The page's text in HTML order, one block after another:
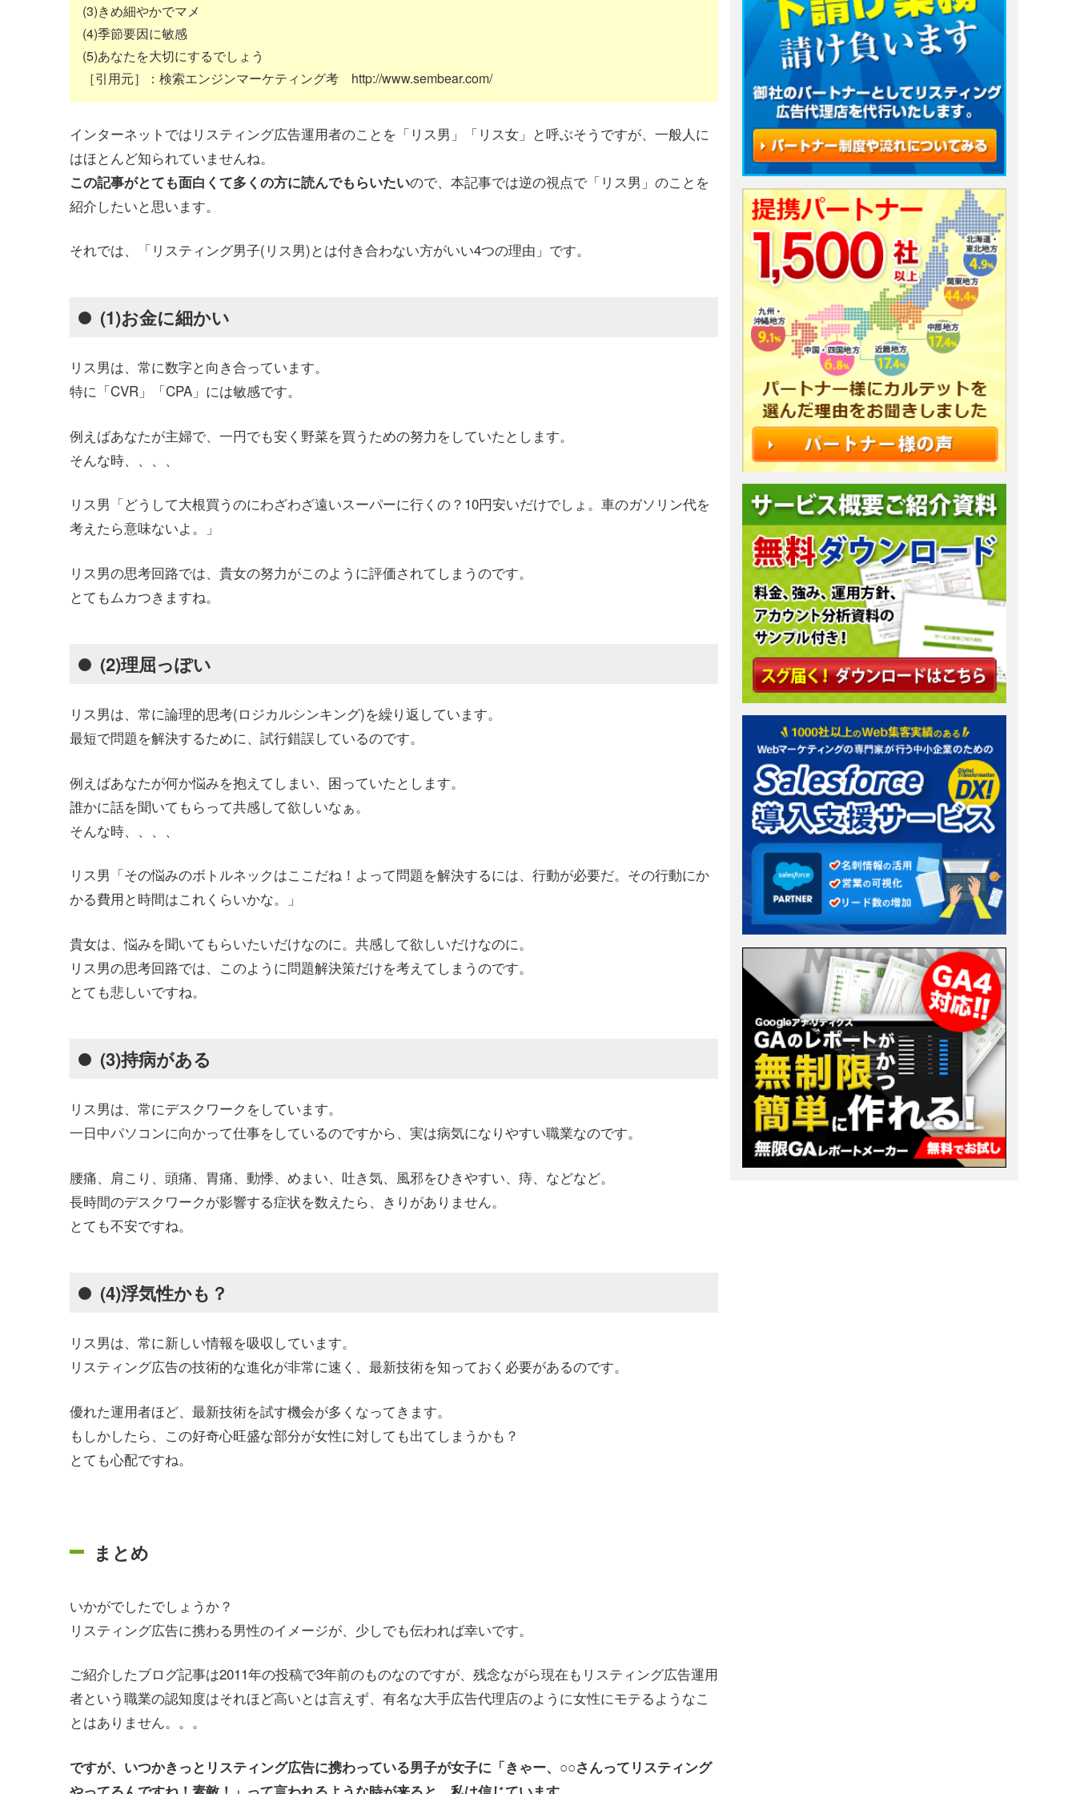
(3)きめ細やかでマメ
(4)季節要因に敏感
(5)あなたを大切にするでしょう
［引用元］：検索エンジンマーケティング考 http://www.sembear.com/
インターネットではリスティング広告運用者のことを「リス男」「リス女」と呼ぶそうですが、一般人に
はほとんど知られていませんね。
この記事がとても面白くて多くの方に読んでもらいたいので、本記事では逆の視点で「リス男」のことを
紹介したいと思います。
それでは、「リスティング男子(リス男)とは付き合わない方がいい4つの理由」です。
(1)お金に細かい
リス男は、常に数字と向き合っています。
特に「CVR」「CPA」には敏感です。
例えばあなたが主婦で、一円でも安く野菜を買うための努力をしていたとします。
そんな時、、、、
リス男「どうして大根買うのにわざわざ遠いスーパーに行くの？10円安いだけでしょ。車のガソリン代を
考えたら意味ないよ。」
リス男の思考回路では、貴女の努力がこのように評価されてしまうのです。
とてもムカつきますね。
(2)理屈っぽい
リス男は、常に論理的思考(ロジカルシンキング)を繰り返しています。
最短で問題を解決するために、試行錯誤しているのです。
例えばあなたが何か悩みを抱えてしまい、困っていたとします。
誰かに話を聞いてもらって共感して欲しいなぁ。
そんな時、、、、
リス男「その悩みのボトルネックはここだね！よって問題を解決するには、行動が必要だ。その行動にか
かる費用と時間はこれくらいかな。」
貴女は、悩みを聞いてもらいたいだけなのに。共感して欲しいだけなのに。
リス男の思考回路では、このように問題解決策だけを考えてしまうのです。
とても悲しいですね。
(3)持病がある
リス男は、常にデスクワークをしています。
一日中パソコンに向かって仕事をしているのですから、実は病気になりやすい職業なのです。
腰痛、肩こり、頭痛、胃痛、動悸、めまい、吐き気、風邪をひきやすい、痔、などなど。
長時間のデスクワークが影響する症状を数えたら、きりがありません。
とても不安ですね。
(4)浮気性かも？
リス男は、常に新しい情報を吸収しています。
リスティング広告の技術的な進化が非常に速く、最新技術を知っておく必要があるのです。
優れた運用者ほど、最新技術を試す機会が多くなってきます。
もしかしたら、この好奇心旺盛な部分が女性に対しても出てしまうかも？
とても心配ですね。
まとめ
いかがでしたでしょうか？
リスティング広告に携わる男性のイメージが、少しでも伝われば幸いです。
ご紹介したブログ記事は2011年の投稿で3年前のものなのですが、残念ながら現在もリスティング広告運用
者という職業の認知度はそれほど高いとは言えず、有名な大手広告代理店のように女性にモテるようなこ
とはありません。。。
ですが、いつかきっとリスティング広告に携わっている男子が女子に「きゃー、○○さんってリスティング